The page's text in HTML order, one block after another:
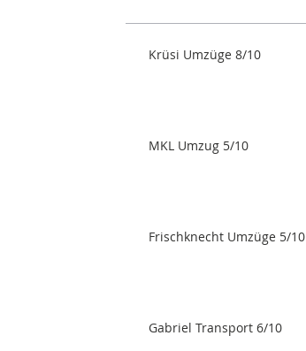
Krüsi Umzüge 8/10
MKL Umzug 5/10
Frischknecht Umzüge 5/10
Gabriel Transport 6/10